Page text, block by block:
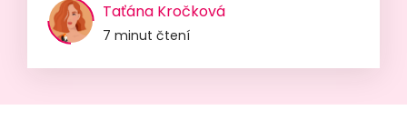
Taťána Kročková
7 minut čtení